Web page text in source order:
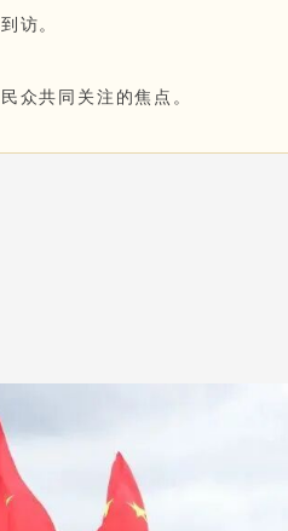
访。
众共同关注的焦点。